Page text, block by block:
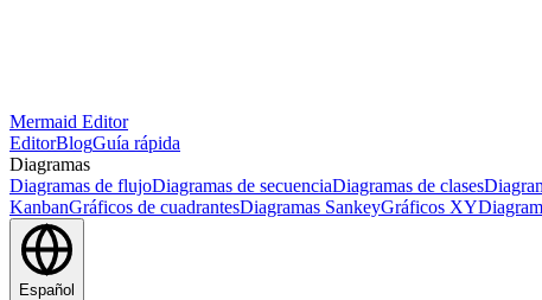
Mermaid Editor
EditorBlogGuía rápida
Diagramas
Diagramas de flujoDiagramas de secuenciaDiagramas de clases
KanbanGráficos de cuadrantesDiagramas SankeyGráficos XY
Español